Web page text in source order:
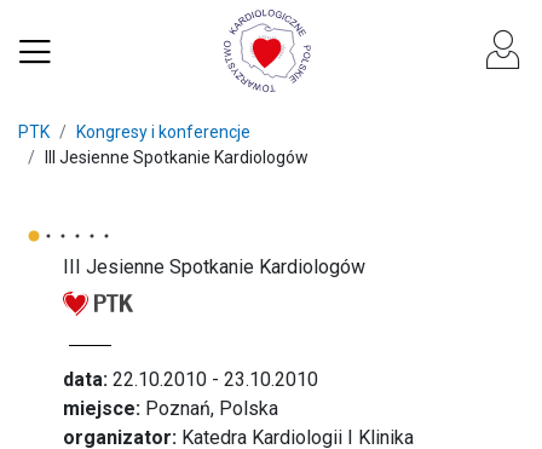
PTK
Kongresy i konferencje
III Jesienne Spotkanie Kardiologów
III Jesienne Spotkanie Kardiologów
data: 22.10.2010 - 23.10.2010
miejsce: Poznań, Polska
organizator: Katedra Kardiologii I Klinika